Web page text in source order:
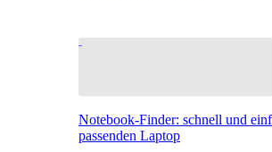
Notebook-Finder: schnell und
passenden Laptop